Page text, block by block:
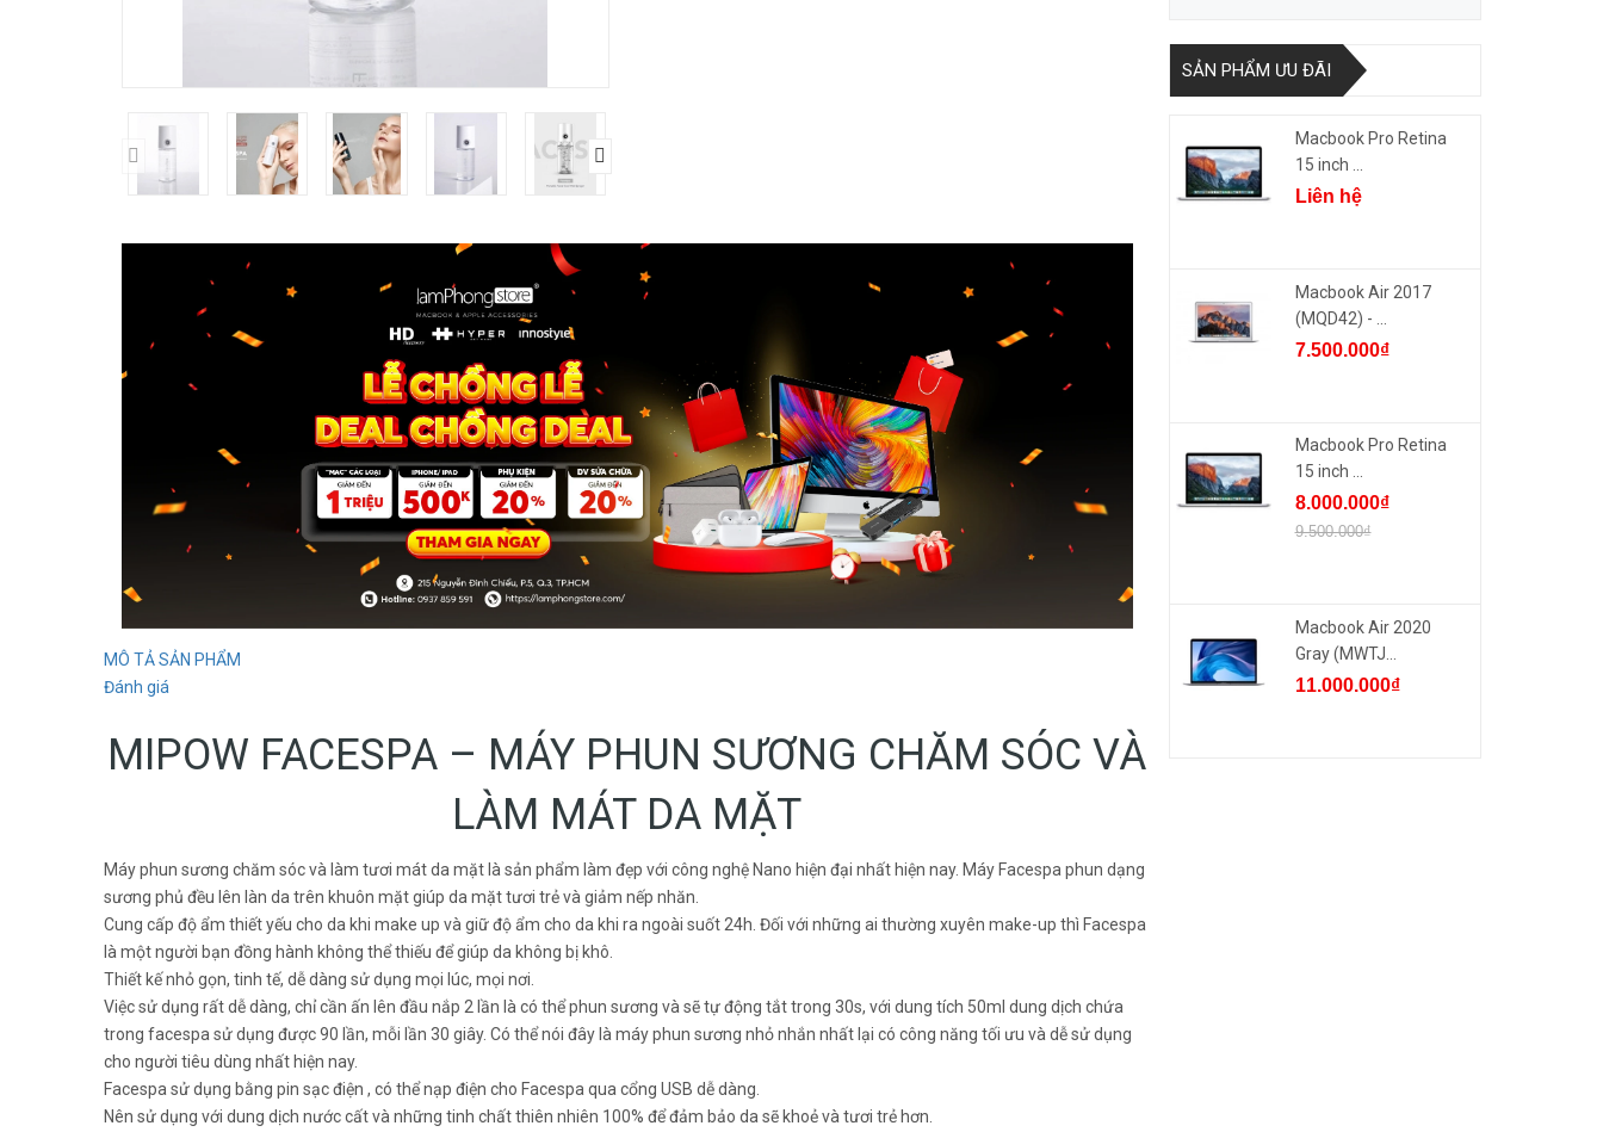
MÔ TẢ SẢN PHẨM
Đánh giá
MIPOW FACESPA – MÁY PHUN SƯƠNG CHĂM SÓC VÀ
LÀM MÁT DA MẶT
Máy phun sương chăm sóc và làm tươi mát da mặt là sản phẩm làm đẹp với công nghệ Nano hiện đại nhất hiện nay. Máy Facespa phun dạng
sương phủ đều lên làn da trên khuôn mặt giúp da mặt tươi trẻ và giảm nếp nhăn.
Cung cấp độ ẩm thiết yếu cho da khi make up và giữ độ ẩm cho da khi ra ngoài suốt 24h. Đối với những ai thường xuyên make-up thì Facespa
là một người bạn đồng hành không thể thiếu để giúp da không bị khô.
Thiết kế nhỏ gọn, tinh tế, dễ dàng sử dụng mọi lúc, mọi nơi.
Việc sử dụng rất dễ dàng, chỉ cần ấn lên đầu nắp 2 lần là có thể phun sương và sẽ tự động tắt trong 30s, với dung tích 50ml dung dịch chứa
trong facespa sử dụng được 90 lần, mỗi lần 30 giây. Có thể nói đây là máy phun sương nhỏ nhắn nhất lại có công năng tối ưu và dễ sử dụng
cho người tiêu dùng nhất hiện nay.
Facespa sử dụng bằng pin sạc điện , có thể nạp điện cho Facespa qua cổng USB dễ dàng.
Nên sử dụng với dung dịch nước cất và những tinh chất thiên nhiên 100% để đảm bảo da sẽ khoẻ và tươi trẻ hơn.
SẢN PHẨM ƯU ĐÃI
Macbook Pro Retina
15 inch ...
Liên hệ
Macbook Air 2017
(MQD42) - ...
7.500.000₫
Macbook Pro Retina
15 inch ...
8.000.000₫
9.500.000₫
Macbook Air 2020
Gray (MWTJ...
11.000.000₫